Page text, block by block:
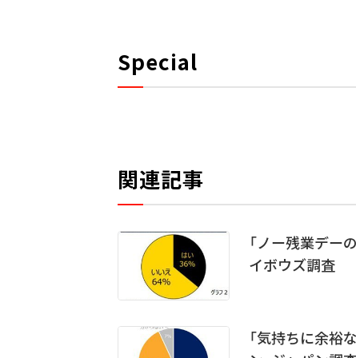
Special
関連記事
「ノー残業デ
イボウズ調査
「気持ちに余